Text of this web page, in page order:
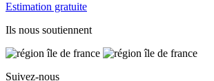
Estimation gratuite
Ils nous soutiennent
Suivez-nous